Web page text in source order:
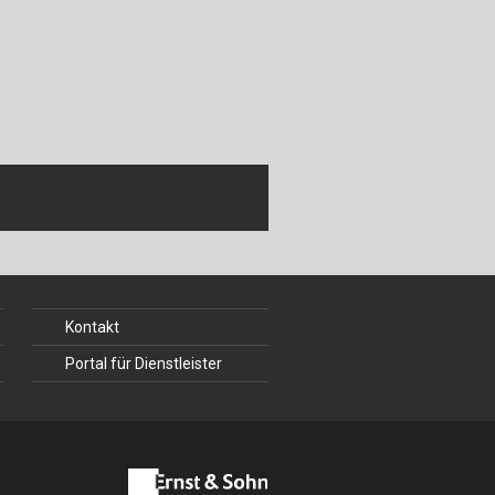
Kontakt
Portal für Dienstleister